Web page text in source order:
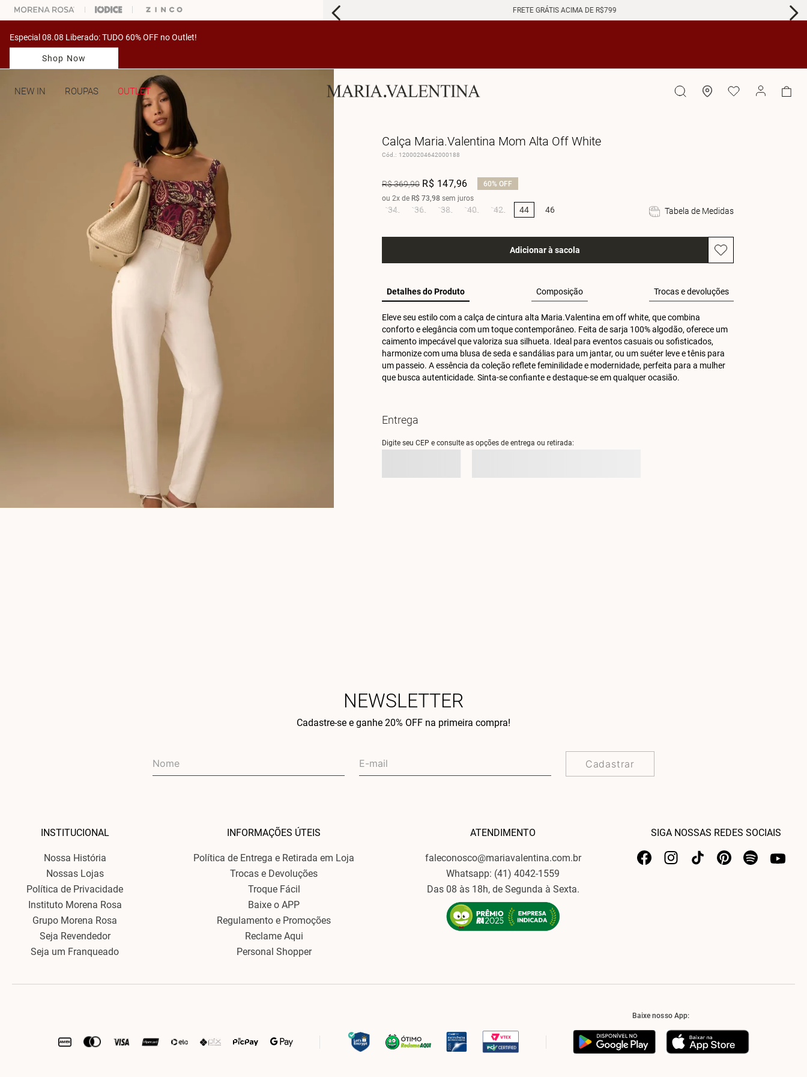
ESCOLHER SEU LOOK? FALE COM NOSSA PERSONAL SHOPPER. FRETE GRÁTIS ACIMA DE R$799
Especial 08.08 Liberado: TUDO 60% OFF no Outlet!
Shop Now
NEW IN ROUPAS OUTLET
Calça Maria.Valentina Mom Alta Off White
Cód. : 12000204642000188
R$369,90 R$ 147,96 60% OFF
ou 2x de R$ 73,98 sem juros
34 36 38 40 42 44 46 Tabela de Medidas
Adicionar à sacola
Detalhes do Produto Composição Trocas e devoluções
Eleve seu estilo com a calça de cintura alta Maria.Valentina em off white, que combina
conforto e elegância com um toque contemporâneo. Feita de sarja 100% algodão, oferece um
caimento impecável que valoriza sua silhueta. Ideal para eventos casuais ou sofisticados,
harmonize com uma blusa de seda e sandálias para um jantar, ou um suéter leve e tênis para
um passeio. A essência da coleção reflete feminilidade e modernidade, perfeita para a mulher
que busca autenticidade. Sinta-se confiante e destaque-se em qualquer ocasião.
Entrega
Digite seu CEP e consulte as opções de entrega ou retirada:
NEWSLETTER
Cadastre-se e ganhe 20% OFF na primeira compra!
Cadastrar
INSTITUCIONAL
Nossa História
Nossas Lojas
Política de Privacidade
Instituto Morena Rosa
Grupo Morena Rosa
Seja Revendedor
Seja um Franqueado
INFORMAÇÕES ÚTEIS
Política de Entrega e Retirada em Loja
Trocas e Devoluções
Troque Fácil
Baixe o APP
Regulamento e Promoções
Reclame Aqui
Personal Shopper
ATENDIMENTO
faleconosco@mariavalentina.com.br
Whatsapp: (41) 4042-1559
Das 08 às 18h, de Segunda à Sexta.
SIGA NOSSAS REDES SOCIAIS
Baixe nosso App: